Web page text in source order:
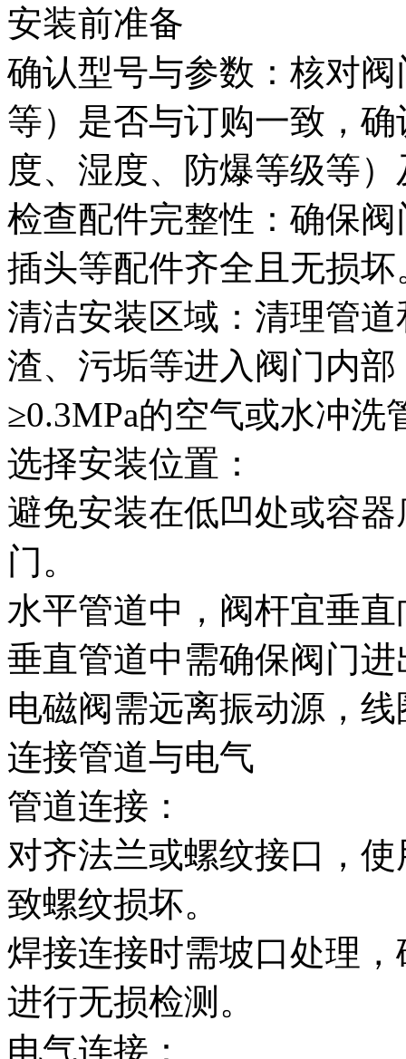
安装前准备‌
确认型号与参数‌：核对阀
等）是否与订购一致，
度、湿度、防爆等级等
检查配件完整性‌：确保
插头等配件齐全且无损坏
清洁安装区域‌：清理管
渣、污垢等进入阀门内
≥0.3MPa的空气或水冲洗
选择安装位置‌：
避免安装在低凹处或容
门。
水平管道中，阀杆宜垂
垂直管道中需确保阀门
电磁阀需远离振动源，
连接管道与电气‌
管道连接‌：
对齐法兰或螺纹接口，
致螺纹损坏。
焊接连接时需坡口处理
进行无损检测。
电气连接‌：